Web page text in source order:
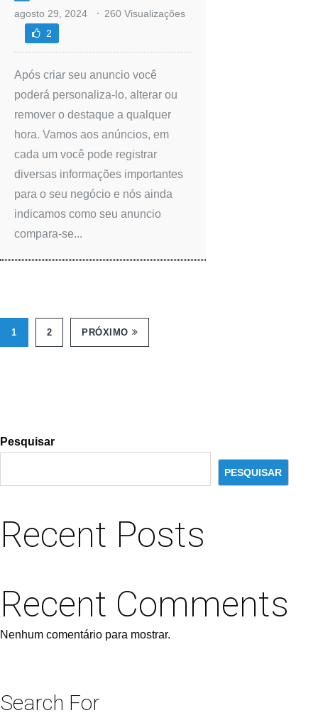
Pesquisar
PESQUISAR
Recent Posts
Recent Comments
Nenhum comentário para mostrar.
Search For
agosto 29, 2024
260 Visualizações
2
Após criar seu anuncio você
poderá personaliza-lo, alterar ou
remover o destaque a qualquer
hora. Vamos aos anúncios, em
cada um você pode registrar
diversas informações importantes
para o seu negócio e nós ainda
indicamos como seu anuncio
compara-se...
1 2 PRÓXIMO